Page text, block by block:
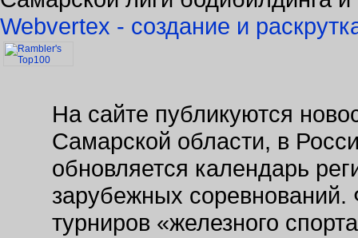
Webvertex - создание и
На сайте публикуются
Самарской области, в
обновляется календарь
зарубежных соревнований.
турниров «железного